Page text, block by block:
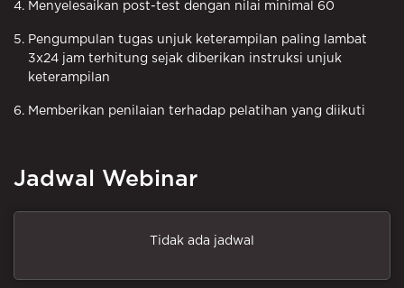
Menyelesaikan post-test dengan nilai minimal 60
Pengumpulan tugas unjuk keterampilan paling lambat
3x24 jam terhitung sejak diberikan instruksi unjuk
keterampilan
Memberikan penilaian terhadap pelatihan yang diikuti
Jadwal Webinar
Tidak ada jadwal